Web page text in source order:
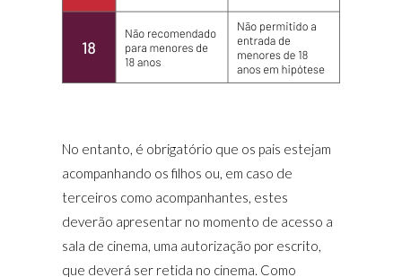
No entanto, é obrigatório que os pais estejam
acompanhando os filhos ou, em caso de
terceiros como acompanhantes, estes
deverão apresentar no momento de acesso a
sala de cinema, uma autorização por escrito,
que deverá ser retida no cinema. Como